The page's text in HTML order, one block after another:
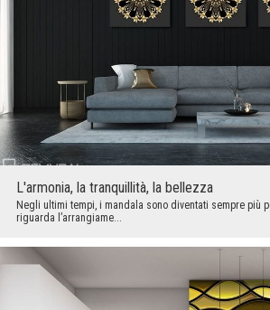
L'armonia, la tranquillità, la bellezza
Negli ultimi tempi, i mandala sono diventati sempre più
riguarda l’arrangiame...